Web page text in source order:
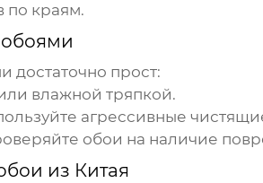
по краям.
достаточно прост:
влажной тряпкой.
агрессивные
обои на наличие
из Китая